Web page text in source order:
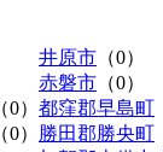
井原市 （0）
赤磐市 （0）
（0） 都窪郡早島町
（0） 勝田郡勝央町